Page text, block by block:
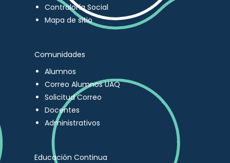
Contraloría Social
Mapa de sitio
Comunidades
Alumnos
Correo Alumnos UAQ
Solicitud Correo
Docentes
Administrativos
Educación Continua